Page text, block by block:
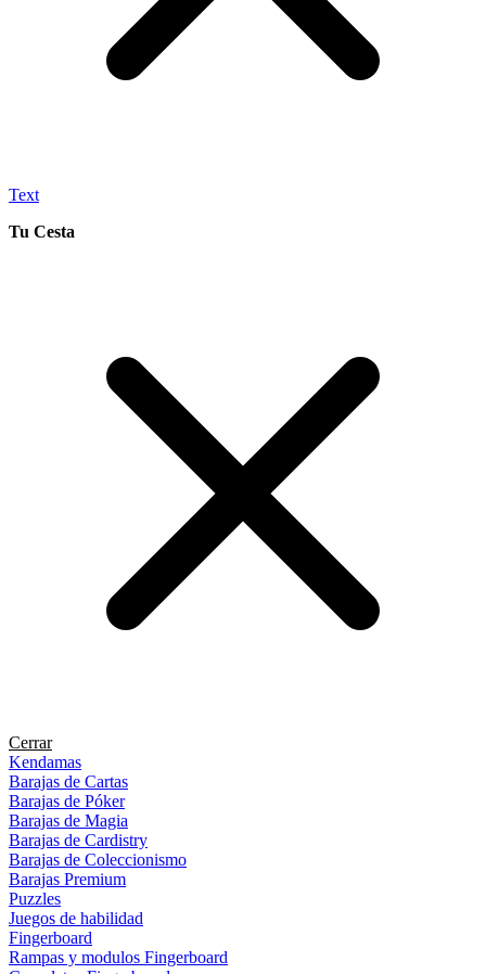
Text
Tu Cesta
Cerrar
Kendamas
Barajas de Cartas
Barajas de Póker
Barajas de Magia
Barajas de Cardistry
Barajas de Coleccionismo
Barajas Premium
Puzzles
Juegos de habilidad
Fingerboard
Rampas y modulos Fingerboard